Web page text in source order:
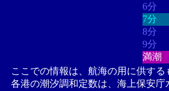
6分
7分
8分
9分
満潮
ここでの情報は、航海の用に供す
各港の潮汐調和定数は、海上保安